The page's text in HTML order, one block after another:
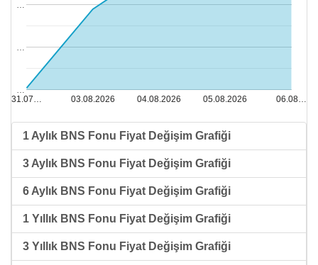
31.07… 03.08.2026 04.08.2026 05.08.2026 06.08…
…
…
1 Aylık BNS Fonu Fiyat Değişim Grafiği
3 Aylık BNS Fonu Fiyat Değişim Grafiği
6 Aylık BNS Fonu Fiyat Değişim Grafiği
1 Yıllık BNS Fonu Fiyat Değişim Grafiği
3 Yıllık BNS Fonu Fiyat Değişim Grafiği